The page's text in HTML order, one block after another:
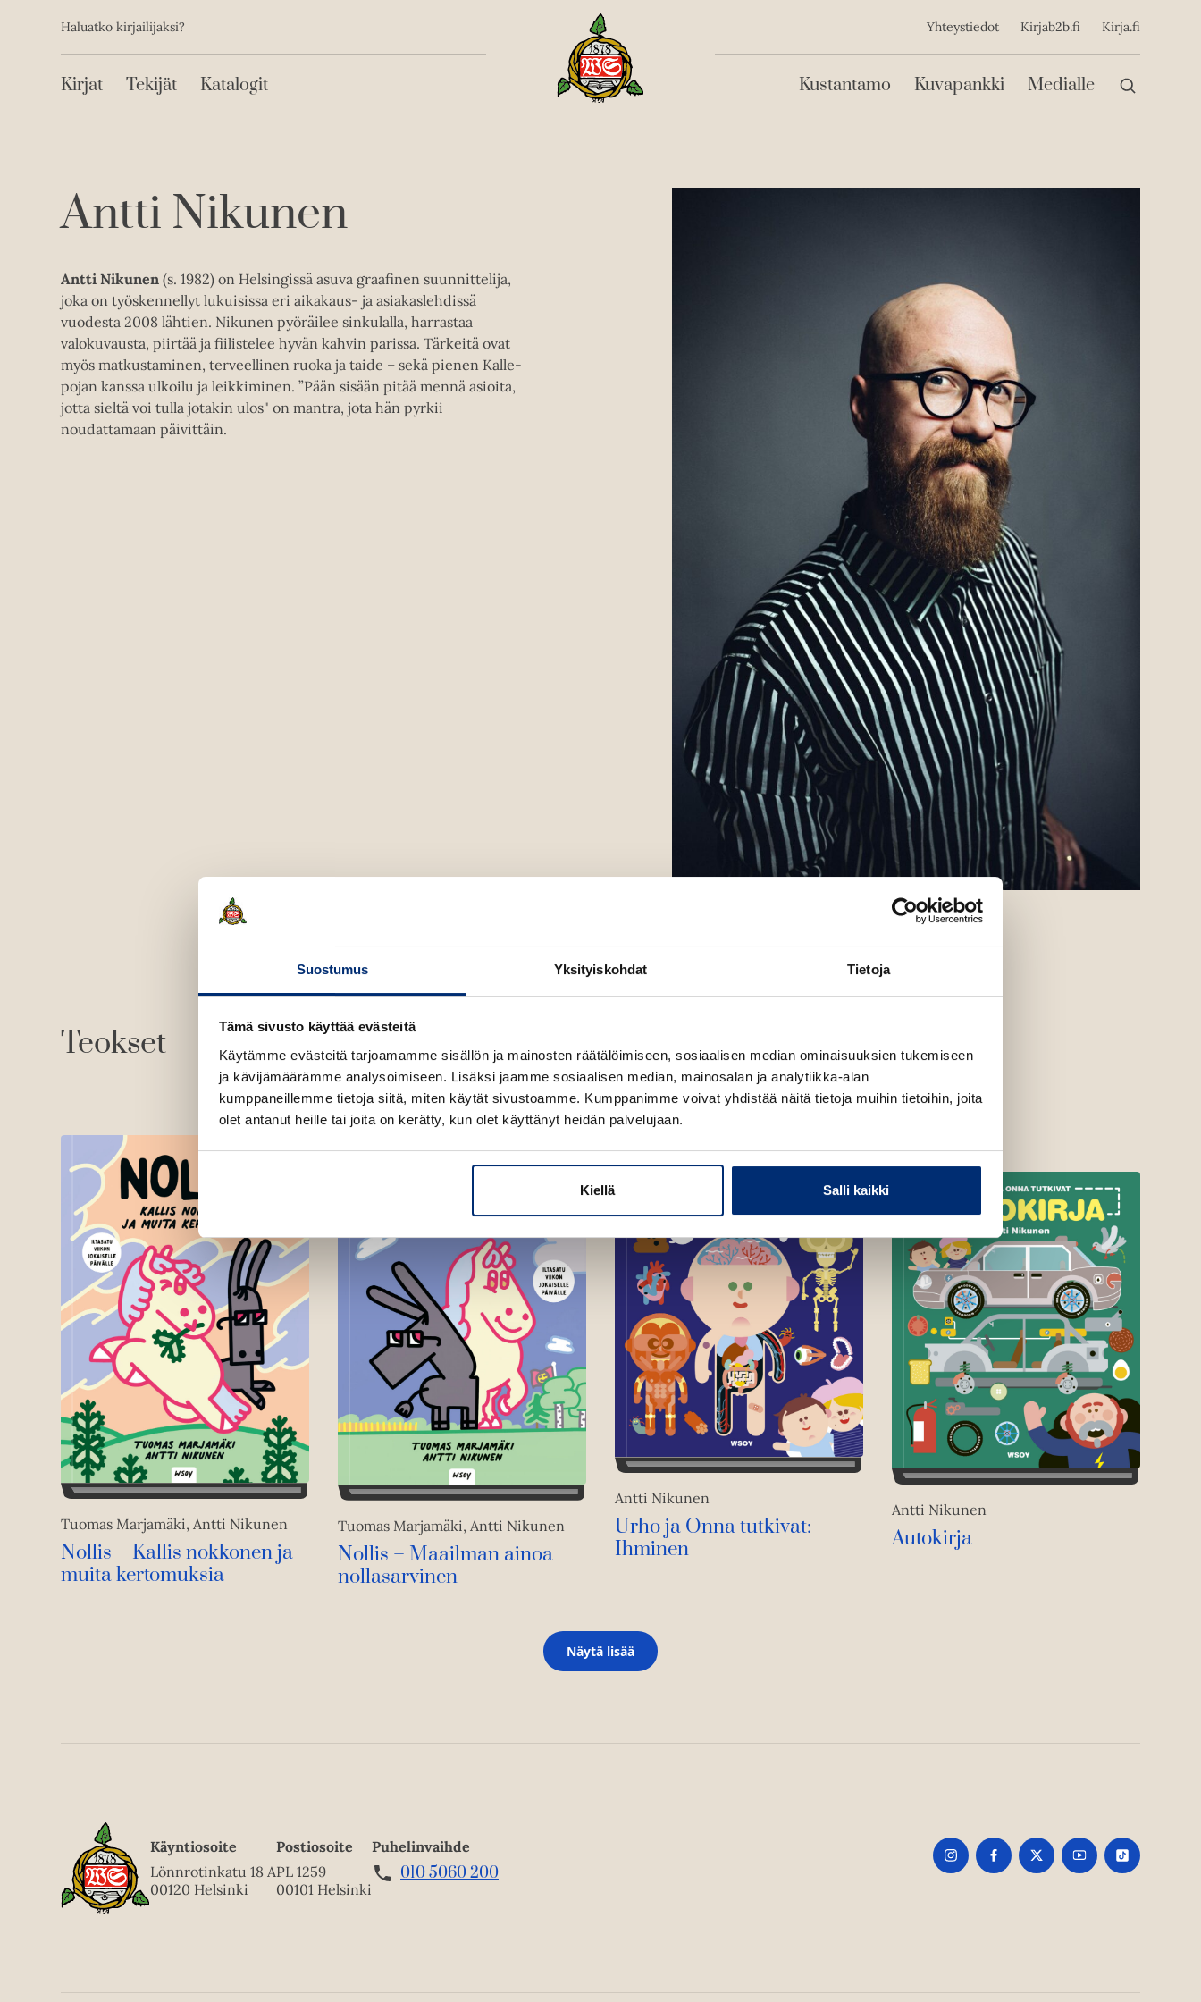
Suostumus Yksityiskohdat Tietoja
Tämä sivusto käyttää evästeitä
Käytämme evästeitä tarjoamamme sisällön ja mainosten räätälöimiseen, sosiaalisen median ominaisuuksien tukemiseen
ja kävijämäärämme analysoimiseen. Lisäksi jaamme sosiaalisen median, mainosalan ja analytiikka-alan
kumppaneillemme tietoja siitä, miten käytät sivustoamme. Kumppanimme voivat yhdistää näitä tietoja muihin tietoihin, joita
olet antanut heille tai joita on kerätty, kun olet käyttänyt heidän palvelujaan.
Kiellä Salli kaikki
sisältöönToissijainen
Haluatko kirjailijaksi?
Päävalikko
Kirjat Tekijät Katalogit
Yhteystiedot Kirjab2b.fi Kirja.fi
Päävalikko
Kustantamo Kuvapankki Medialle
Antti Nikunen
Antti Nikunen (s. 1982) on Helsingissä asuva graafinen suunnittelija,
joka on työskennellyt lukuisissa eri aikakaus- ja asiakaslehdissä
vuodesta 2008 lähtien. Nikunen pyöräilee sinkulalla, harrastaa
valokuvausta, piirtää ja fiilistelee hyvän kahvin parissa. Tärkeitä ovat
myös matkustaminen, terveellinen ruoka ja taide – sekä pienen Kalle-
pojan kanssa ulkoilu ja leikkiminen. ”Pään sisään pitää mennä asioita,
jotta sieltä voi tulla jotakin ulos" on mantra, jota hän pyrkii
noudattamaan päivittäin.
Teokset
Tuomas Marjamäki, Antti Nikunen
Nollis – Kallis nokkonen ja
muita kertomuksia
Tuomas Marjamäki, Antti Nikunen
Nollis – Maailman ainoa
nollasarvinen
Antti Nikunen
Urho ja Onna tutkivat:
Ihminen
Antti Nikunen
Autokirja
Näytä lisää
Käyntiosoite
Lönnrotinkatu 18 A
00120 Helsinki
Postiosoite
PL 1259
00101 Helsinki
Puhelinvaihde
010 5060 200